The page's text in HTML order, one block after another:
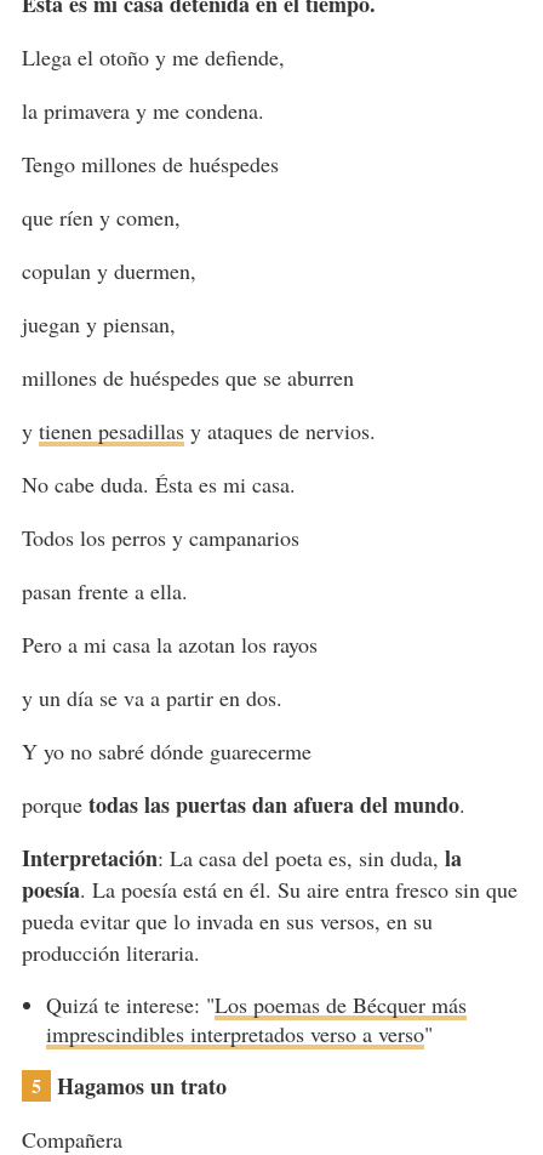
Llega el otoño y me defiende,
la primavera y me condena.
Tengo millones de huéspedes
que ríen y comen,
copulan y duermen,
juegan y piensan,
millones de huéspedes que se aburren
y tienen pesadillasy ataques de nervios.
No cabe duda. Ésta es mi casa.
Todos los perros y campanarios
pasan frente a ella.
Pero a mi casa la azotan los rayos
y un día se va a partir en dos.
Y yo no sabré dónde guarecerme
porque todas las puertas dan afuera del mundo.
Interpretación: La casa del poeta es, sin duda, la
poesía. La poesía está en él. Su aire entra fresco sin que
pueda evitar que lo invada en sus versos, en su
producción literaria.
Quizá te interese: "Los poemas de Bécquer más
imprescindibles interpretados verso a verso"
5 Hagamos un trato
Compañera